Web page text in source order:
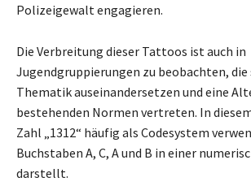
Polizeigewalt engagieren.
Die Verbreitung dieser Tattoos ist auch in
Jugendgruppierungen zu beobachten,
Thematik auseinandersetzen und eine
bestehenden Normen vertreten. In
Zahl „1312“ häufig als Codesystem
Buchstaben A, C, A und B in einer
darstellt.